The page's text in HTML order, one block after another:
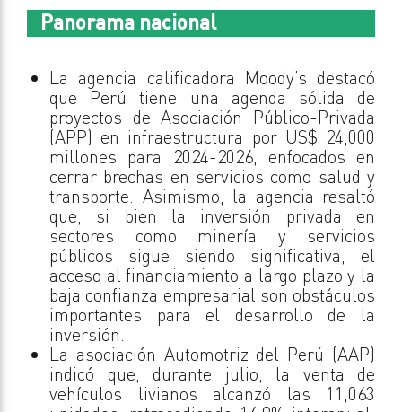
Panorama nacional
La agencia calificadora Moody’s destacó
que Perú tiene una agenda sólida de
proyectos de Asociación Público-Privada
(APP) en infraestructura por US$ 24,000
millones para 2024-2026, enfocados en
cerrar brechas en servicios como salud y
transporte. Asimismo, la agencia resaltó
que, si bien la inversión privada en
sectores como minería y servicios
públicos sigue siendo significativa, el
acceso al financiamiento a largo plazo y la
baja confianza empresarial son obstáculos
importantes para el desarrollo de la
inversión.
La asociación Automotriz del Perú (AAP)
indicó que, durante julio, la venta de
vehículos livianos alcanzó las 11,063